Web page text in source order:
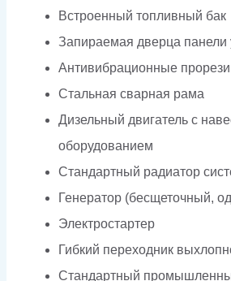
Встроенный топливный бак
Запираемая дверца панели
Антивибрационные
Стальная сварная рама
Дизельный двигатель с
оборудованием
Стандартный радиатор
Генератор (бесщеточный,
Электростартер
Гибкий переходник
Стандартный